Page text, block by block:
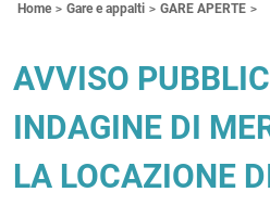
Home Gare e appalti GARE APERTE
AVVISO
INDAGINE DI
LA LOCAZIONE